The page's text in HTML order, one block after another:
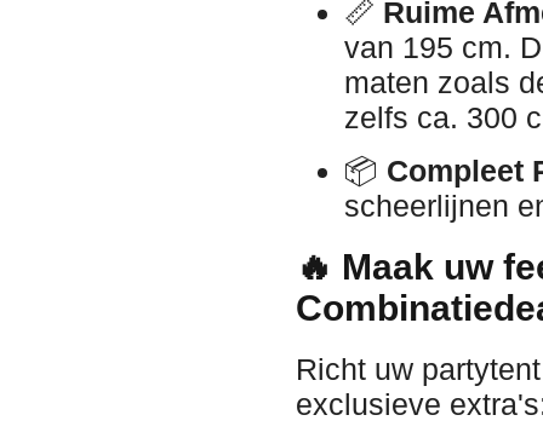
📏 Ruime
van 195 cm.
maten zoals
zelfs ca. 300
📦 Compleet
scheerlijnen
🔥 Maak uw
Richt uw
exclusieve